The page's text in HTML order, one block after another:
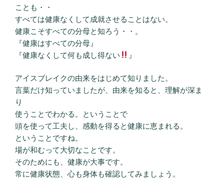
ことも・・
すべては健康なくして成就させることはない。
健康こそすべての分母と知ろう・・。
『健康はすべての分母』
『健康なくして何も成し得ない
』
アイスブレイクの由来をはじめて知りました。
言葉だけ知っていましたが、由来を知ると、理解が深ま
り
使うことでわかる。ということで
頭を使って工夫し、感動を得ると健康に恵まれる。
ということですね。
場が和むって大切なことです。
そのためにも、健康が大事です。
常に健康状態、心も身体も確認してみましょう。